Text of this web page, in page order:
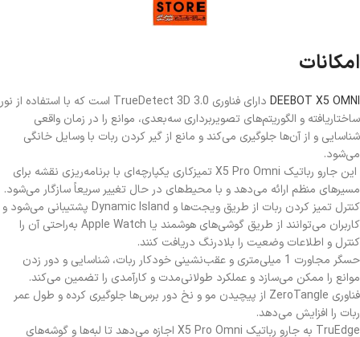
امکانات
DEEBOT X5 OMNI
دارای فناوری TrueDetect 3D 3.0 است که با استفاده از نور
ساختاریافته و الگوریتم‌های تصویربرداری سه‌بعدی، موانع را در زمان واقعی
شناسایی و از آن‌ها جلوگیری می‌کند و مانع از گیر کردن ربات با وسایل خانگی
می‌شود.
این جارو رباتیک X5 Pro Omni تمیزکاری یکپارچه‌ای با برنامه‌ریزی نقشه برای
مسیرهای منظم ارائه می‌دهد و با محیط‌های در حال تغییر سریعاً سازگار می‌شود.
کنترل تمیز کردن ربات از طریق ویجت‌ها و Dynamic Island پشتیبانی می‌شود و
کاربران می‌توانند از طریق گوشی‌های هوشمند یا Apple Watch به‌راحتی آن را
کنترل و اطلاعات وضعیت را بلادرنگ دریافت کنند.
حسگر مجاورت 1 میلی‌متری و عقب‌نشینی خودکار ربات، شناسایی و دور زدن
موانع را ممکن می‌سازد و عملکرد طولانی‌مدت و کارآمدی را تضمین می‌کند.
فناوری ZeroTangle از پیچیدن مو و نخ دور برس‌ها جلوگیری کرده و طول عمر
ربات را افزایش می‌دهد.
TruEdge به جارو رباتیک X5 Pro Omni اجازه می‌دهد تا لبه‌ها و گوشه‌های